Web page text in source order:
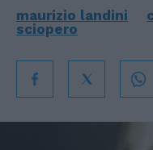
maurizio landini
sciopero